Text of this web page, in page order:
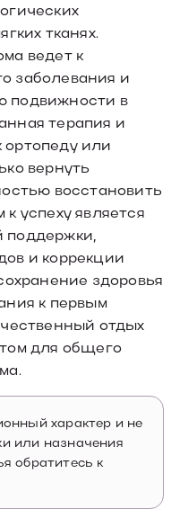
тканях.
ведет к
заболевания и
подвижности в
терапия и
или
вернуть
восстановить
успеху является
поддержки,
и коррекции
здоровья
к первым
отдых
для общего
характер и не
или назначения
обратитесь к